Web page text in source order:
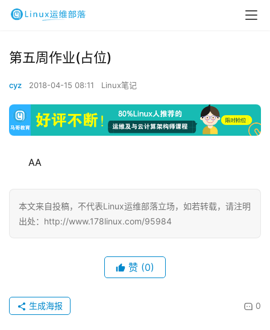
第五周作业(占位)
cyz 2018-04-15 08:11 Linux笔记
AA
本文来自投稿，不代表Linux运维部落立场，如若转载，请注明
出处：http://www.178linux.com/95984
赞 (0)
0
生成海报